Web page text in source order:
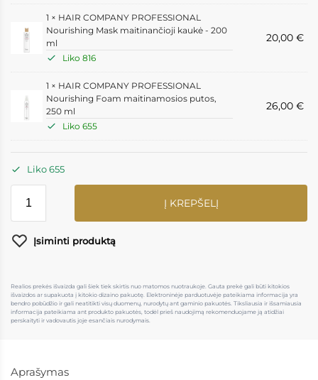
1 × HAIR COMPANY PROFESSIONAL
Nourishing Mask maitinančioji kaukė - 200
ml
Liko 816
20,00 €
1 × HAIR COMPANY PROFESSIONAL
Nourishing Foam maitinamosios putos,
250 ml
Liko 655
26,00 €
Liko 655
Į KREPŠELĮ
Įsiminti produktą
Realios prekės išvaizda gali šiek tiek skirtis nuo matomos nuotraukoje. Gauta prekė gali būti kitokios
išvaizdos ar supakuota į kitokio dizaino pakuotę. Elektroninėje parduotuvėje pateikiama informacija yra
bendro pobūdžio ir gali neatitikti visų duomenų, nurodytų ant gaminio pakuotės. Tiksliausia ir išsamiausia
informacija pateikiama ant produkto pakuotės, todėl prieš naudojimą rekomenduojame ją atidžiai
perskaityti ir vadovautis joje esančiais nurodymais.
Aprašymas